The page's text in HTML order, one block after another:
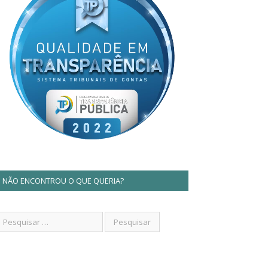
NÃO ENCONTROU O QUE QUERIA?